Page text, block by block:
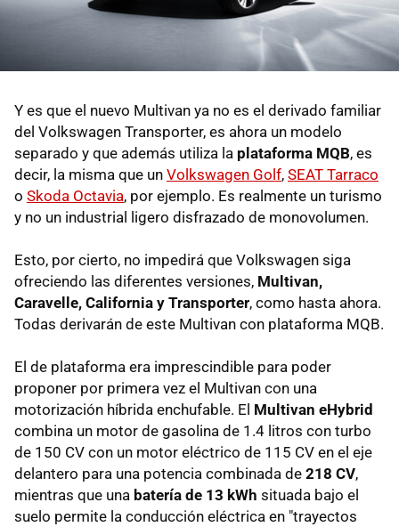
Y es que el nuevo Multivan ya no es el derivado familiar
del Volkswagen Transporter, es ahora un modelo
separado y que además utiliza la plataforma MQB, es
decir, la misma que un Volkswagen Golf, SEAT Tarraco
o Skoda Octavia, por ejemplo. Es realmente un turismo
y no un industrial ligero disfrazado de monovolumen.
Esto, por cierto, no impedirá que Volkswagen siga
ofreciendo las diferentes versiones, Multivan,
Caravelle, California y Transporter, como hasta ahora.
Todas derivarán de este Multivan con plataforma MQB.
El de plataforma era imprescindible para poder
proponer por primera vez el Multivan con una
motorización híbrida enchufable. El Multivan eHybrid
combina un motor de gasolina de 1.4 litros con turbo
de 150 CV con un motor eléctrico de 115 CV en el eje
delantero para una potencia combinada de 218 CV,
mientras que una batería de 13 kWh situada bajo el
suelo permite la conducción eléctrica en "trayectos